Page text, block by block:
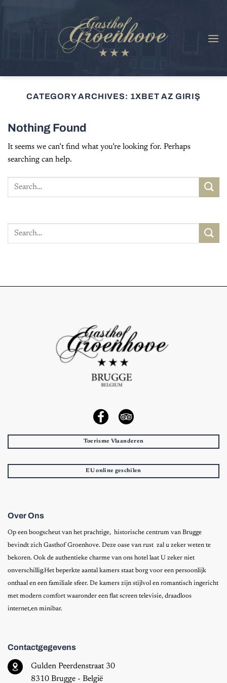
CATEGORY ARCHIVES: 1XBET AZ GIRIŞ
Nothing Found
It seems we can’t find what you’re looking for. Perhaps
searching can help.
Toerisme Vlaanderen
EU online geschilen
Over Ons
Op een boogscheut van het prachtige, historische centrum van Brugge
bevindt zich Gasthof Groenhove. Deze oase van rust zal u zeker weten te
bekoren. Ook de authentieke charme van ons hotel laat U zeker niet
onverschillig.Het beperkte aantal kamers staat borg voor een persoonlijk
onthaal en een familiale sfeer. De kamers zijn stijlvol en romantisch ingericht
met modern comfort waaronder een flat screen televisie, draadloos
internet,en minibar.
Contactgegevens
Gulden Peerdenstraat 30
8310 Brugge - België